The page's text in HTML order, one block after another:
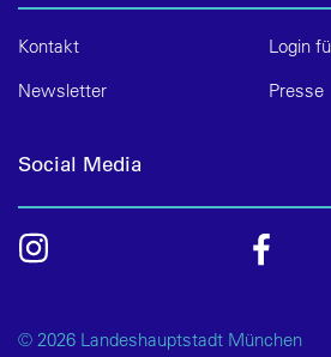
Kontakt
Login
Newsletter
Presse
Social Media
© 2026 Landeshauptstadt München